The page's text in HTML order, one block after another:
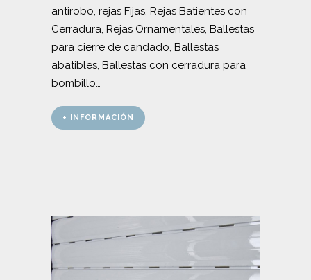
antirobo, rejas Fijas, Rejas Batientes con
Cerradura, Rejas Ornamentales, Ballestas
para cierre de candado, Ballestas
abatibles, Ballestas con cerradura para
bombillo…
+ INFORMACIÓN